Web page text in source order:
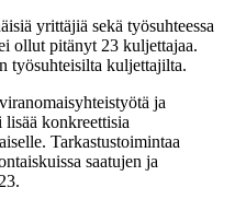
yrittäjiä sekä työsuhteessa
ollut pitänyt 23 kuljettajaa.
työsuhteisilta kuljettajilta.
ja
konkreettisia
Tarkastustoimintaa
saatujen ja